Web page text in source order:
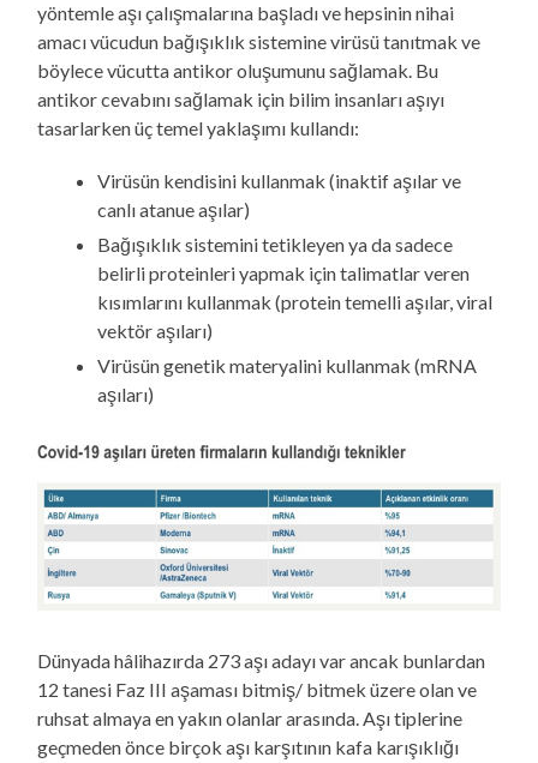
yöntemle aşı çalışmalarına başladı ve hepsinin nihai
amacı vücudun bağışıklık sistemine virüsü tanıtmak ve
böylece vücutta antikor oluşumunu sağlamak. Bu
antikor cevabını sağlamak için bilim insanları aşıyı
tasarlarken üç temel yaklaşımı kullandı:
Virüsün kendisini kullanmak (inaktif aşılar ve
canlı atanue aşılar)
Bağışıklık sistemini tetikleyen ya da sadece
belirli proteinleri yapmak için talimatlar veren
kısımlarını kullanmak (protein temelli aşılar, viral
vektör aşıları)
Virüsün genetik materyalini kullanmak (mRNA
aşıları)
Dünyada hâlihazırda 273 aşı adayı var ancak bunlardan
12 tanesi Faz III aşaması bitmiş/ bitmek üzere olan ve
ruhsat almaya en yakın olanlar arasında. Aşı tiplerine
geçmeden önce birçok aşı karşıtının kafa karışıklığı